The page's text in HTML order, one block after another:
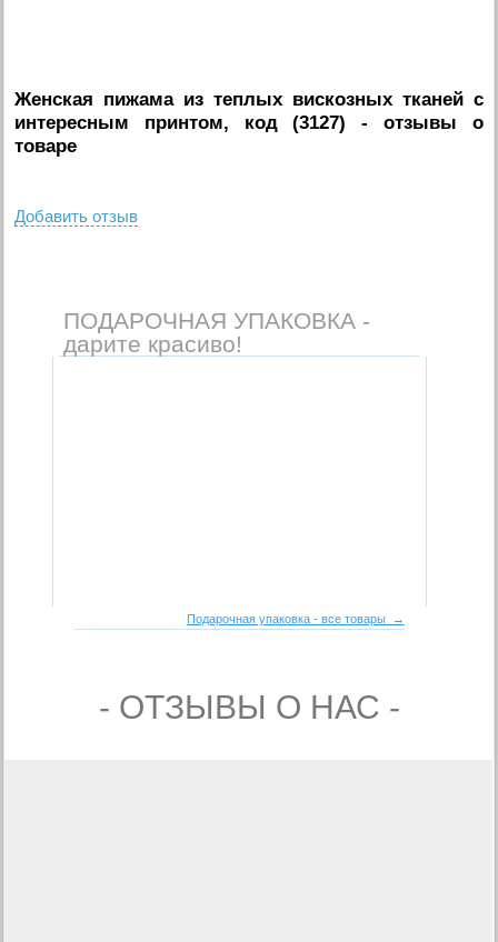
Женская пижама из теплых вискозных тканей с
интересным принтом, код (3127) - отзывы о
товаре
Добавить отзыв
ПОДАРОЧНАЯ УПАКОВКА -
дарите красиво!
Подарочная упаковка - все товары →
- ОТЗЫВЫ О НАС -